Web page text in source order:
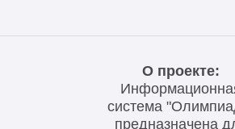
О проекте:
система
предназначена